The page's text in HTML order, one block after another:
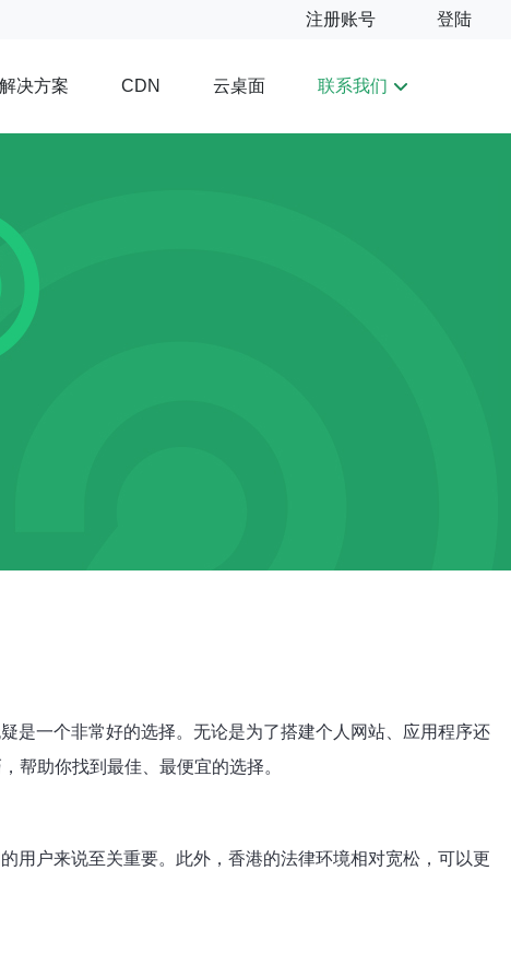
注册账号 登陆
解决方案 CDN 云桌面 联系我们
是一个非常好的选择。无论是为了搭建个人网站、应用程序还
帮助你找到最佳、最便宜的选择。
用户来说至关重要。此外，香港的法律环境相对宽松，可以更